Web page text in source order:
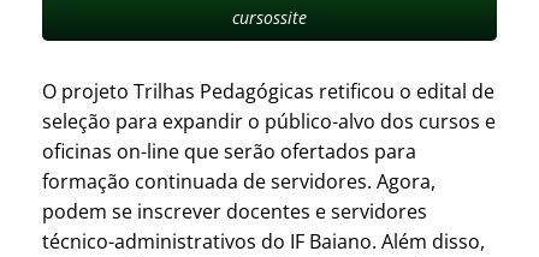
cursossite
O projeto Trilhas Pedagógicas retificou o edital de
seleção para expandir o público-alvo dos cursos e
oficinas on-line que serão ofertados para
formação continuada de servidores. Agora,
podem se inscrever docentes e servidores
técnico-administrativos do IF Baiano. Além disso,